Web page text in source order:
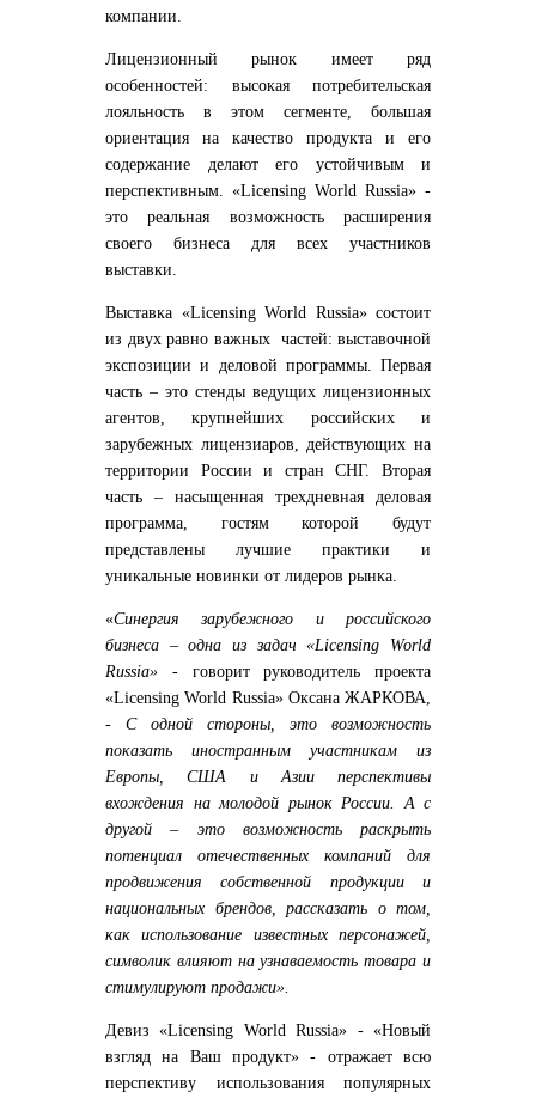
компании.
Лицензионный рынок имеет ряд
особенностей: высокая потребительская
лояльность в этом сегменте, большая
ориентация на качество продукта и его
содержание делают его устойчивым и
перспективным. «Licensing World Russia» -
это реальная возможность расширения
своего бизнеса для всех участников
выставки.
Выставка «Licensing World Russia» состоит
из двух равно важных частей: выставочной
экспозиции и деловой программы. Первая
часть – это стенды ведущих лицензионных
агентов, крупнейших российских и
зарубежных лицензиаров, действующих на
территории России и стран СНГ. Вторая
часть – насыщенная трехдневная деловая
программа, гостям которой будут
представлены лучшие практики и
уникальные новинки от лидеров рынка.
«Синергия зарубежного и российского
бизнеса – одна из задач«Licensing World
Russia» - говорит руководитель проекта
«Licensing World Russia» Оксана ЖАРКОВА
- С одной стороны, это возможность
показать иностранным участникам из
Европы, США и Азии перспективы
вхождения на молодой рынок России. А с
другой – это возможность раскрыть
потенциал отечественных компаний для
продвижения собственной продукции и
национальных брендов, рассказать о том,
как использование известных персонажей,
символик влияют на узнаваемость товара и
стимулируют продажи».
Девиз «Licensing World Russia» - «Новый
взгляд на Ваш продукт» - отражает всю
перспективу использования популярных